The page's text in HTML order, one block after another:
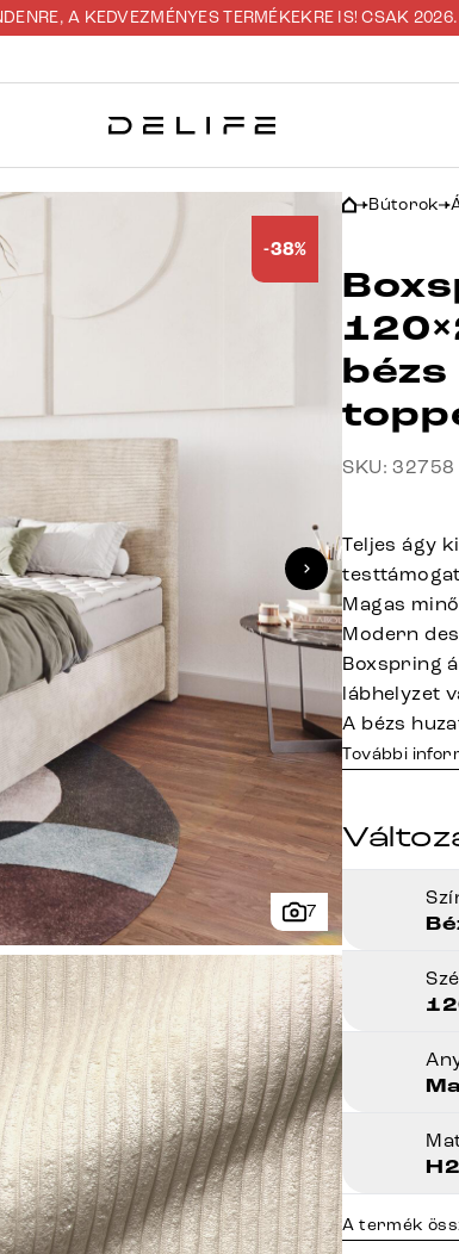
A KEDVEZMÉNYES TERMÉKEKRE IS! CSAK
7
-38%
Bútorok
SKU: 32758
Teljes ágy
Magas
Modern
Boxspring
lábhelyzet
A bézs
További
A termék